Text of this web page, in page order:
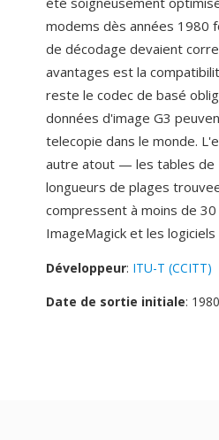
modems dès années 1980
de décodage devaient
avantages est la
reste le codec de basé
données d'image G3
telecopie dans le monde.
autre atout — les tables de
longueurs de plages
compressent à moins de
ImageMagick et les
Développeur: ITU-T (CCITT)
Date de sortie initiale: 1980